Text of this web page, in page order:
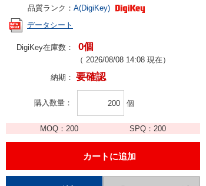
品質ランク： A(DigiKey)
データシート
DigiKey在庫数： 0個
（ 2026/08/08 14:08 現在）
納期： 要確認
購入数量 個
MOQ：200 SPQ： 200